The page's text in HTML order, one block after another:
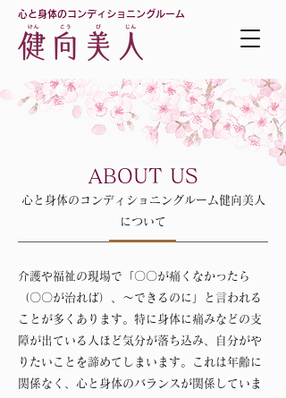
心と身体のコンディショニングルーム
ABOUT US
心と身体のコンディショニングルーム健向美人
について
介護や福祉の現場で「〇〇が痛くなかったら
（〇〇が治れば）、～できるのに」と言われる
ことが多くあります。特に身体に痛みなどの支
障が出ている人ほど気分が落ち込み、自分がや
りたいことを諦めてしまいます。これは年齢に
関係なく、心と身体のバランスが関係していま